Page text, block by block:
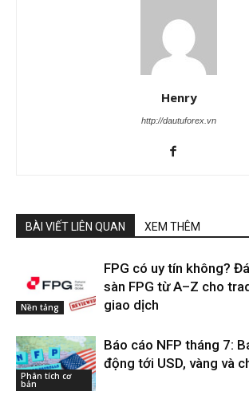
Henry
http://dautuforex.vn
BÀI VIẾT LIÊN QUAN XEM THÊM
Nền tảng
FPG có uy tín không?
sàn FPG từ A–Z cho
giao dịch
Phân tích cơ
bản
Báo cáo NFP tháng 7:
động tới USD, vàng và